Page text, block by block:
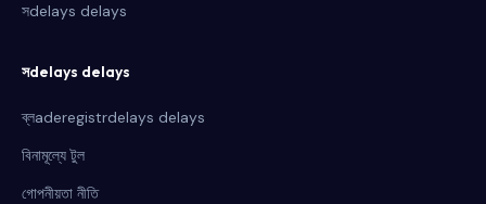
সdelays delays
সdelays delays
ব্লaderegistrdelays delays
বিনামূল্যে টুল
গোপনীয়তা নীতি